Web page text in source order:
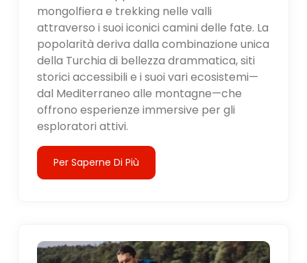
mongolfiera e trekking nelle valli
attraverso i suoi iconici camini delle fate. La
popolarità deriva dalla combinazione unica
della Turchia di bellezza drammatica, siti
storici accessibili e i suoi vari ecosistemi—
dal Mediterraneo alle montagne—che
offrono esperienze immersive per gli
esploratori attivi.
Per Saperne Di Più